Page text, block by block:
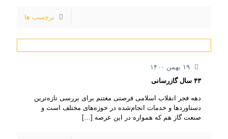
برچسب ها
۱۹ بهمن ۱۴۰۰
۴۳ سال گازرسانی
دهه فجر انقلاب اسلامی فرصتی مغتنم برای بررسی تازه‌ترین
دستاوردها و خدمات انجام‌شده در حوزه‌های مختلف است و
صنعت گاز هم که همواره در این عرصه […]